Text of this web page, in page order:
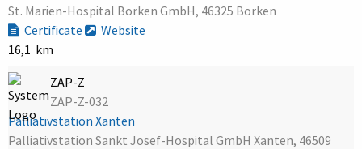
St. Marien-Hospital Borken GmbH, 46325 Borken
Certificate
Website
16,1 km
ZAP-Z
ZAP-Z-032
Palliativstation Xanten
Palliativstation Sankt Josef-Hospital GmbH Xanten, 46509